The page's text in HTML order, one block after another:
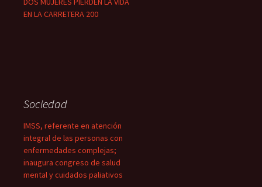
EN LA CARRETERA 200
Sociedad
IMSS, referente en atención
integral de las personas con
enfermedades complejas;
inaugura congreso de salud
mental y cuidados paliativos